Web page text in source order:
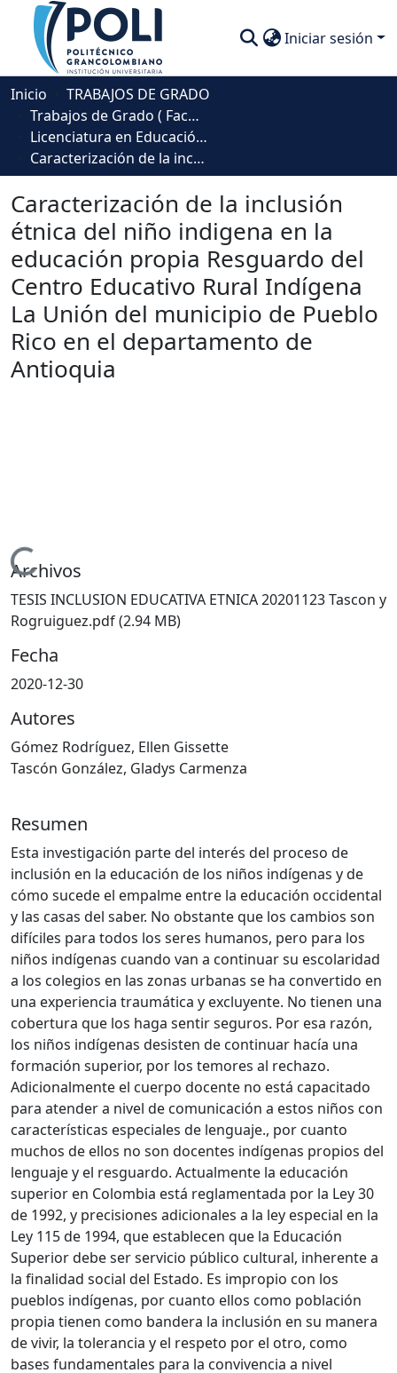
Iniciar sesión
Comunidades
Descubre
Estadísticas
Inicio
TRABAJOS DE GRADO
Trabajos de Grado ( Facultad de Sociedad, Cultura y Creatividad)
Licenciatura en Educación para la Primera Infancia
Caracterización de la inclusión étnica del niño indigena en la educación propia Resguardo del Centro Educativo Rural Indígena La Unión del municipio de Pueblo Rico en el departamento de Antioquia
Caracterización de la inclusión
étnica del niño indigena en la
educación propia Resguardo del
Centro Educativo Rural Indígena
La Unión del municipio de Pueblo
Rico en el departamento de
Antioquia
Cargando...
Archivos
TESIS INCLUSION EDUCATIVA ETNICA 20201123 Tascon y
Rogruiguez.pdf(2.94 MB)
Fecha
2020-12-30
Autores
Gómez Rodríguez, Ellen Gissette
Tascón González, Gladys Carmenza
Resumen
Esta investigación parte del interés del proceso de
inclusión en la educación de los niños indígenas y de
cómo sucede el empalme entre la educación occidental
y las casas del saber. No obstante que los cambios son
difíciles para todos los seres humanos, pero para los
niños indígenas cuando van a continuar su escolaridad
a los colegios en las zonas urbanas se ha convertido en
una experiencia traumática y excluyente. No tienen una
cobertura que los haga sentir seguros. Por esa razón,
los niños indígenas desisten de continuar hacía una
formación superior, por los temores al rechazo.
Adicionalmente el cuerpo docente no está capacitado
para atender a nivel de comunicación a estos niños con
características especiales de lenguaje., por cuanto
muchos de ellos no son docentes indígenas propios del
lenguaje y el resguardo. Actualmente la educación
superior en Colombia está reglamentada por la Ley 30
de 1992, y precisiones adicionales a la ley especial en la
Ley 115 de 1994, que establecen que la Educación
Superior debe ser servicio público cultural, inherente a
la finalidad social del Estado. Es impropio con los
pueblos indígenas, por cuanto ellos como población
propia tienen como bandera la inclusión en su manera
de vivir, la tolerancia y el respeto por el otro, como
bases fundamentales para la convivencia a nivel